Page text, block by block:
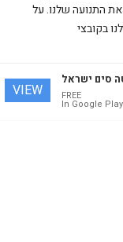
התנועה שלנו. על
בקובצי
הבנתי
סים ישראל
FREE
In Google Play
VIEW